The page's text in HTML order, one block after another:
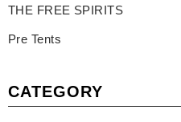
THE FREE SPIRITS
Pre Tents
CATEGORY